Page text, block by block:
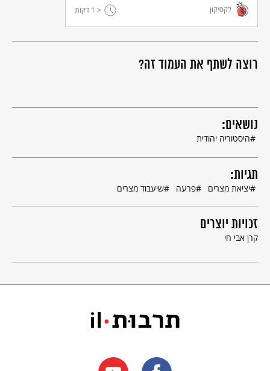
רוצה לשתף את העמוד זה?
לקסיקון < 1 דקות
נושאים:
היסטוריה יהודית
תגיות:
יציאת מצרים פרעה שיעבוד מצרים
זכויות יוצרים
קרן אבי חי